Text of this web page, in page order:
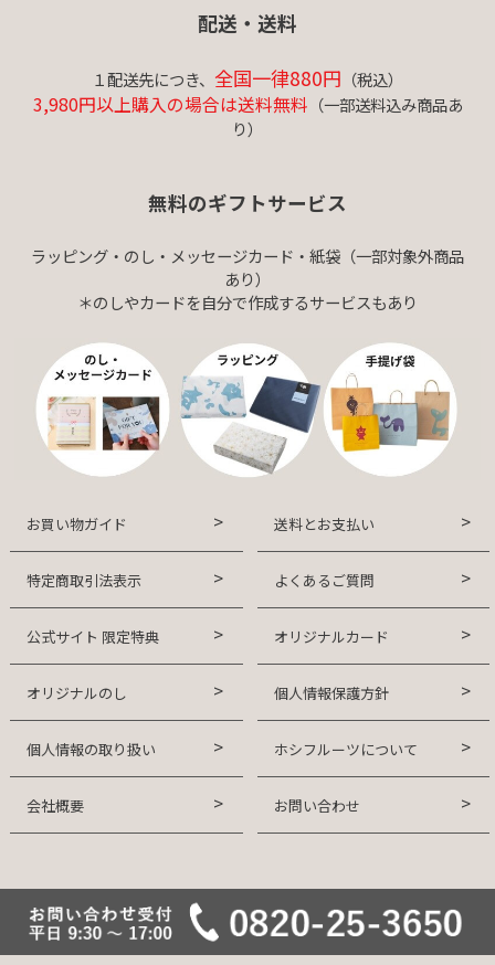
配送・送料
１配送先につき、 全国一律880円 （税込）
3,980円以上購入の場合は送料無料 （一部送料込み商品あ
り）
無料のギフトサービス
ラッピング・のし・メッセージカード・紙袋（一部対象外商品
あり）
＊のしやカードを自分で作成するサービスもあり
お買い物ガイド 送料とお支払い
特定商取引法表示 よくあるご質問
公式サイト 限定特典 オリジナルカード
オリジナルのし 個人情報保護方針
個人情報の取り扱い ホシフルーツについて
会社概要 お問い合わせ